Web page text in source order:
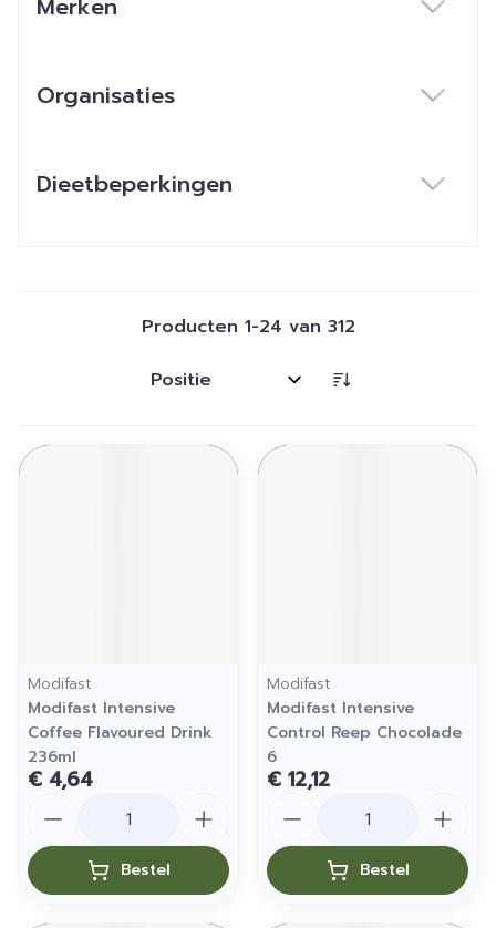
Merken
Organisaties
Dieetbeperkingen
Producten 1-24 van 312
Sorteer op:
Modifast
Modifast Intensive
Coffee Flavoured Drink
236ml
€ 4,64
Bestel
Modifast
Modifast Intensive
Control Reep Chocolade
6
€ 12,12
Bestel